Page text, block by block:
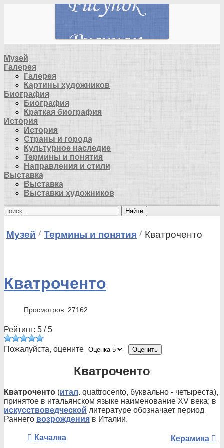
Музей
Галерея
Галерея
Картины художников
Биография
Биография
Краткая биография
История
История
Страны и города
Культурное наследие
Термины и понятия
Направления и стили
Выставка
Выставка
Выставки художников
Найти
Музей Термины и понятия Кватроченто
Кватроченто
Просмотров: 27162
Рейтинг: 5 /5
Пожалуйста, оцените
Кватроченто
Кватроченто (итал. quattrocento, буквально - четыреста),
принятое в итальянском языке наименование XV века; в
искусствоведческой литературе обозначает период
Раннего возрождения в Италии.
Качалка Керамика